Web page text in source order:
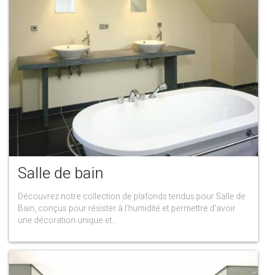
Salle de bain
Découvrez notre collection de plafonds tendus pour Salle de
Bain, conçus pour résister à l'humidité et permettre d'avoir
une décoration unique et...